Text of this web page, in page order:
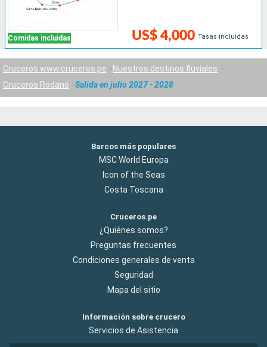
Comidas incluidas US$ 4,000 Tasas incluidas
Cruceros www.cruceros.pe
Nuestros destinos fluviales
Cruceros Rodano
Salida en julio 2027 - 2028
Barcos más populares
MSC World Europa
Icon of the Seas
Costa Toscana
Cruceros.pe
¿Quiénes somos?
Preguntas frecuentes
Condiciones generales de venta
Seguridad
Mapa del sitio
Información sobre crucero
Servicios de Asistencia